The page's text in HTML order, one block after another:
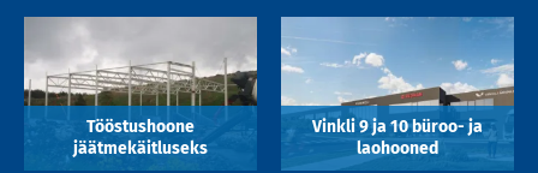
Tööstushoone
jäätmekäitluseks
Vinkli 9 ja 10 büroo- ja
laohooned